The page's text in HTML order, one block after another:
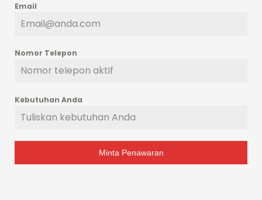
Email
Nomor Telepon
Kebutuhan Anda
Minta Penawaran